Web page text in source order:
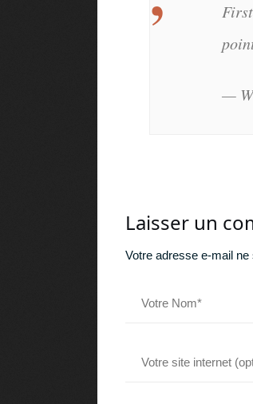
—
Laisser un
Votre adresse e-mail ne